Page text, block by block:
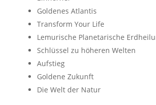
Goldenes Atlantis
Transform Your Life
Lemurische Planetarische
Schlüssel zu höheren Welten
Aufstieg
Goldene Zukunft
Die Welt der Natur